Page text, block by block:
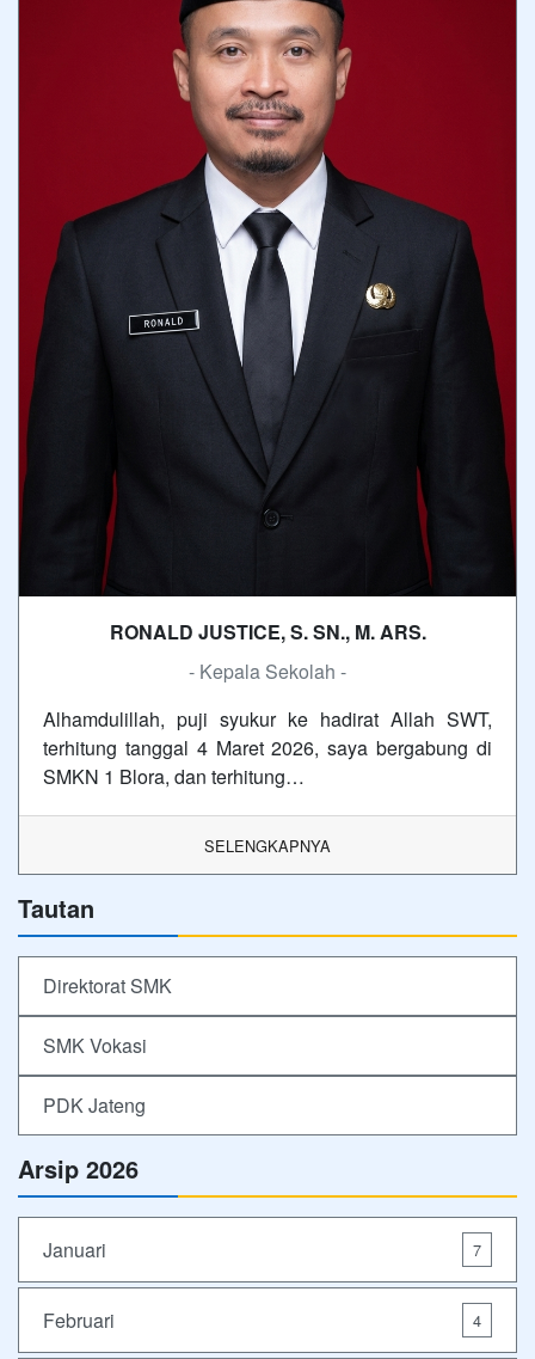
RONALD JUSTICE, S. SN., M. ARS.
- Kepala Sekolah -
Alhamdulillah, puji syukur ke hadirat Allah SWT,
terhitung tanggal 4 Maret 2026, saya bergabung di
SMKN 1 Blora, dan terhitung…
SELENGKAPNYA
Tautan
Direktorat SMK
SMK Vokasi
PDK Jateng
Arsip 2026
Januari 7
Februari 4